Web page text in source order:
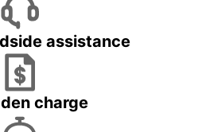
assistance
charge